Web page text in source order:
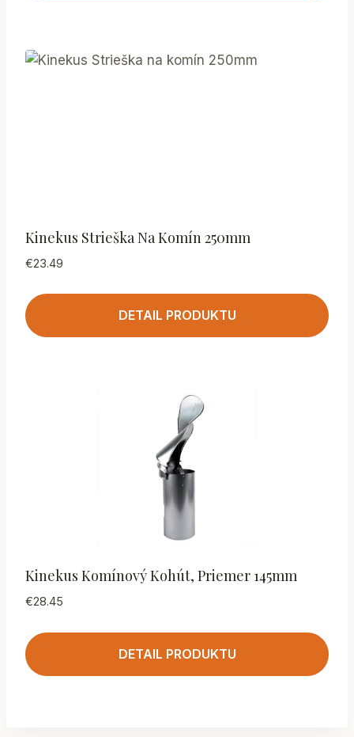
Kinekus Strieška Na Komín 250mm
€23.49
DETAIL PRODUKTU
Kinekus Komínový Kohút, Priemer 145mm
€28.45
DETAIL PRODUKTU